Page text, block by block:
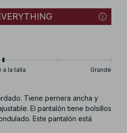
a la talla Grande
Tiene pernera ancha y
El pantalón tiene bolsillos
Este pantalón está